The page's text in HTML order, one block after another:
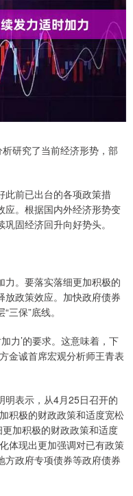
研究了当前经济形势，部
此前已出台的各项政策措
应。根据国内外经济形势变
固经济回升向好势头。
力。要落实落细更加积极的
放政策效应。加快政府债券
保”底线。
力’的要求。这意味着，下
金诚首席宏观分析师王青表
明表示，从4月25日召开的
积极的财政政策和适度宽松
加积极的财政政策和适度
体现出更加强调对已有政策
方政府专项债券等政府债券